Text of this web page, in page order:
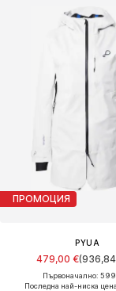
ПРОМОЦИЯ
PYUA
479,00 €(936,84
Първоначално:
Последна най-ниска